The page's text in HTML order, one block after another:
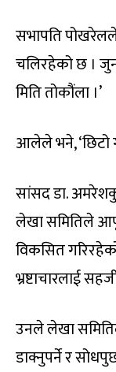
सभापति
चलिरहेको छ ।
मिति तोकौंला ।’
आलेले भने, ‘छिटो
सांसद डा.
लेखा समितिले
विकसित
भ्रष्टाचारलाई
उनले लेखा
डाक्नुपर्ने र